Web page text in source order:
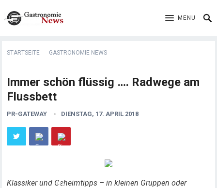
MENU
STARTSEITE GASTRONOMIE NEWS
Immer schön flüssig …. Radwege am
Flussbett
PR-GATEWAY DIENSTAG, 17. APRIL 2018
Klassiker und Geheimtipps – in kleinen Gruppen oder